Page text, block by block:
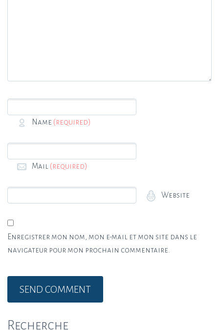
Name (required)
Mail (required)
Website
Enregistrer mon nom, mon e-mail et mon site dans le
navigateur pour mon prochain commentaire.
Recherche